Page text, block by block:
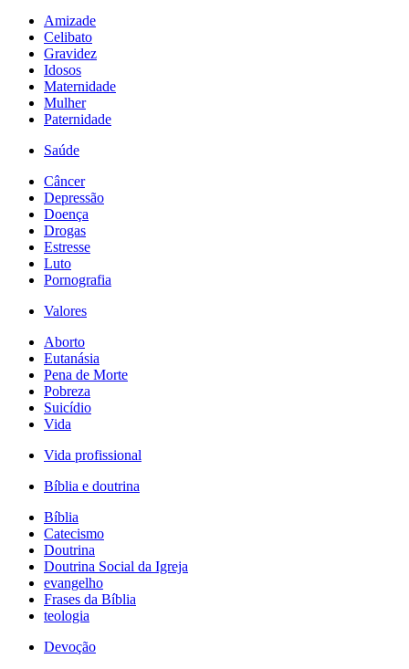
Amizade
Celibato
Gravidez
Idosos
Maternidade
Mulher
Paternidade
Saúde
Câncer
Depressão
Doença
Drogas
Estresse
Luto
Pornografia
Valores
Aborto
Eutanásia
Pena de Morte
Pobreza
Suicídio
Vida
Vida profissional
Bíblia e doutrina
Bíblia
Catecismo
Doutrina
Doutrina Social da Igreja
evangelho
Frases da Bíblia
teologia
Devoção